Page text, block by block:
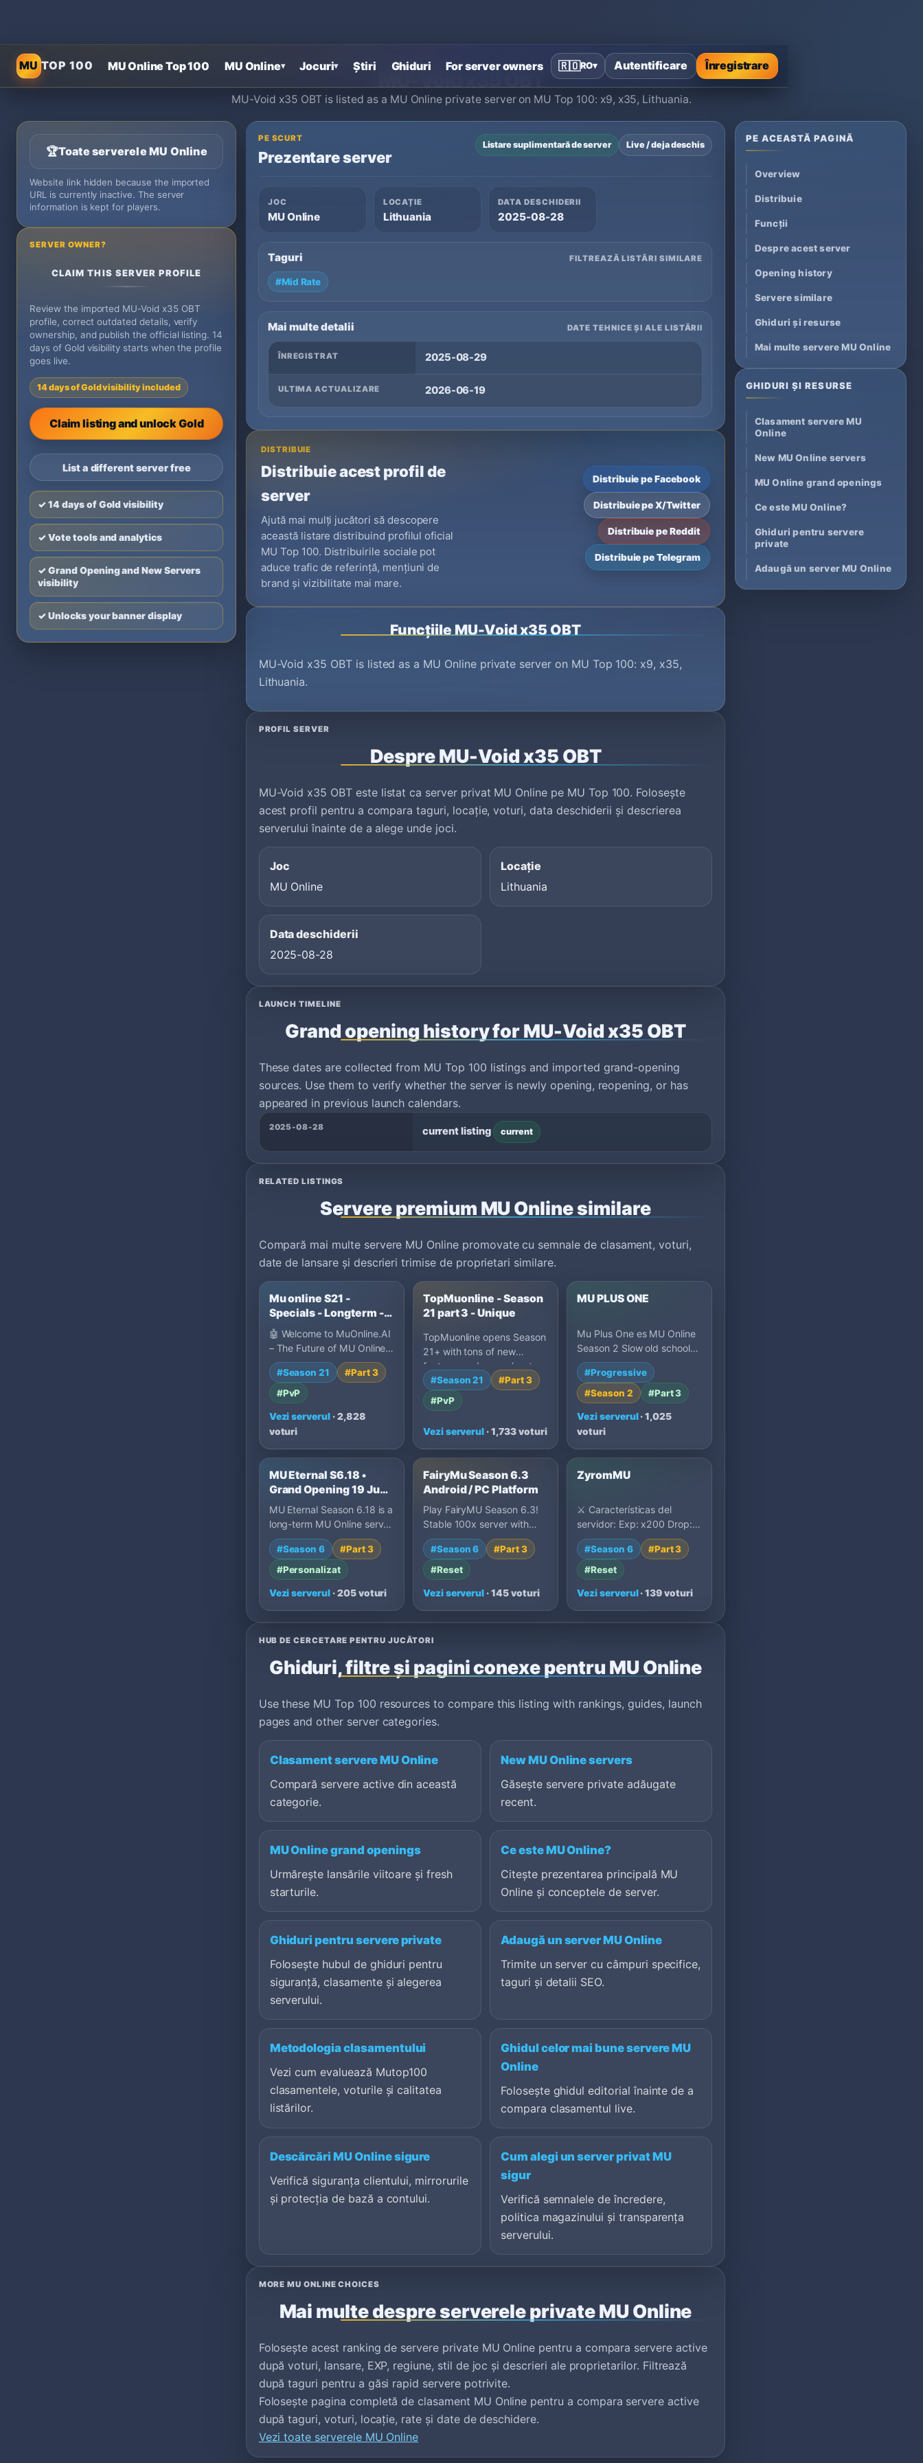
MUTOP 100 MU Online Top 100 MU Online▾ Jocuri▾ Știri Ghiduri For server owners 🇷🇴RO▾ Autentificare Înregistrare
Acasă›Servere private MU Online ›MU-Void x35 OBT
MU-Void x35 OBT is listed as a MU Online private server on MU Top 100: x9, x35, Lithuania.
🏆Toate serverele MU Online
Website link hidden because the imported
URL is currently inactive. The server
information is kept for players.
SERVER OWNER?
CLAIM THIS SERVER PROFILE
Review the imported MU-Void x35 OBT
profile, correct outdated details, verify
ownership, and publish the official listing. 14
days of Gold visibility starts when the profile
goes live.
14 days of Gold visibility included
Claim listing and unlock Gold
List a different server free
✓ 14 days of Gold visibility
✓ Vote tools and analytics
✓ Grand Opening and New Servers
visibility
✓ Unlocks your banner display
PE SCURT
Prezentare server
Listare suplimentară de server Live / deja deschis
JOC
MU Online
LOCAȚIE
Lithuania
DATA DESCHIDERII
2025-08-28
Taguri FILTREAZĂ LISTĂRI SIMILARE
#Mid Rate
Mai multe detalii DATE TEHNICE ȘI ALE LISTĂRII
ÎNREGISTRAT 2025-08-29
ULTIMA ACTUALIZARE 2026-06-19
DISTRIBUIE
Distribuie acest profil de
server
Ajută mai mulți jucători să descopere
această listare distribuind profilul oficial
MU Top 100. Distribuirile sociale pot
aduce trafic de referință, mențiuni de
brand și vizibilitate mai mare.
Distribuie pe Facebook
Distribuie pe X/Twitter
Distribuie pe Reddit
Distribuie pe Telegram
Funcțiile MU-Void x35 OBT
MU-Void x35 OBT is listed as a MU Online private server on MU Top 100: x9, x35,
Lithuania.
PROFIL SERVER
Despre MU-Void x35 OBT
MU-Void x35 OBT este listat ca server privat MU Online pe MU Top 100. Folosește
acest profil pentru a compara taguri, locație, voturi, data deschiderii și descrierea
serverului înainte de a alege unde joci.
Joc
MU Online
Locație
Lithuania
Data deschiderii
2025-08-28
LAUNCH TIMELINE
Grand opening history for MU-Void x35 OBT
These dates are collected from MU Top 100 listings and imported grand-opening
sources. Use them to verify whether the server is newly opening, reopening, or has
appeared in previous launch calendars.
2025-08-28 current listing current
RELATED LISTINGS
Servere premium MU Online similare
Compară mai multe servere MU Online promovate cu semnale de clasament, voturi,
date de lansare și descrieri trimise de proprietari similare.
Mu online S21 -
Specials - Longterm -
FAST
🤖 Welcome to MuOnline.AI
– The Future of MU Online
Is Here - Muonline Ai is
designed for GUILD…
#Season 21
#Part 3
#PvP
Vezi serverul · 2,828
voturi
TopMuonline - Season
21 part 3 - Unique
TopMuonline opens Season
21+ with tons of new
features and pure play-to-
win action. Hunt and wi…
#Season 21
#Part 3
#PvP
Vezi serverul · 1,733 voturi
MU PLUS ONE
Mu Plus One es MU Online
Season 2 Slow old school
en español: 30x exp, 10%
drop, reset 400 y pr…
#Progressive
#Season 2
#Part 3
Vezi serverul· 1,025
voturi
MU Eternal S6.18 •
Grand Opening 19 Jun •
120 FPS • Dynamic EXP
• Max 10 Resets • No
P2W
MU Eternal Season 6.18 is a
long-term MU Online server
featuring Dynamic EXP
progression, Max 1…
#Season 6
#Part 3
#Personalizat
Vezi serverul · 205 voturi
FairyMu Season 6.3
Android / PC Platform
Play FairyMU Season 6.3!
Stable 100x server with
Android & Windows
support, Cross-Platform
game…
#Season 6
#Part 3
#Reset
Vezi serverul · 145 voturi
ZyromMU
⚔️ Características del
servidor: Exp: x200 Drop:
40% Full PvP activo desde
el inicio Bosses act…
#Season 6
#Part 3
#Reset
Vezi serverul· 139 voturi
HUB DE CERCETARE PENTRU JUCĂTORI
Ghiduri, filtre și pagini conexe pentru MU Online
Use these MU Top 100 resources to compare this listing with rankings, guides, launch
pages and other server categories.
Clasament servere MU Online
Compară servere active din această
categorie.
New MU Online servers
Găsește servere private adăugate
recent.
MU Online grand openings
Urmărește lansările viitoare și fresh
starturile.
Ce este MU Online?
Citește prezentarea principală MU
Online și conceptele de server.
Ghiduri pentru servere private
Folosește hubul de ghiduri pentru
siguranță, clasamente și alegerea
serverului.
Adaugă un server MU Online
Trimite un server cu câmpuri specifice,
taguri și detalii SEO.
Metodologia clasamentului
Vezi cum evaluează Mutop100
clasamentele, voturile și calitatea
listărilor.
Ghidul celor mai bune servere MU
Online
Folosește ghidul editorial înainte de a
compara clasamentul live.
Descărcări MU Online sigure
Verifică siguranța clientului, mirrorurile
și protecția de bază a contului.
Cum alegi un server privat MU
sigur
Verifică semnalele de încredere,
politica magazinului și transparența
serverului.
MORE MU ONLINE CHOICES
Mai multe despre serverele private MU Online
Folosește acest ranking de servere private MU Online pentru a compara servere active
după voturi, lansare, EXP, regiune, stil de joc și descrieri ale proprietarilor. Filtrează
după taguri pentru a găsi rapid servere potrivite.
Folosește pagina completă de clasament MU Online pentru a compara servere active
după taguri, voturi, locație, rate și date de deschidere.
Vezi toate serverele MU Online
PE ACEASTĂ PAGINĂ
Overview
Distribuie
Funcții
Despre acest server
Opening history
Servere similare
Ghiduri și resurse
Mai multe servere MU Online
GHIDURI ȘI RESURSE
Clasament servere MU
Online
New MU Online servers
MU Online grand openings
Ce este MU Online?
Ghiduri pentru servere
private
Adaugă un server MU Online